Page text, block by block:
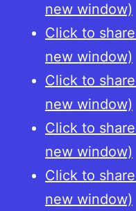
new window)
Click to
new window)
Click to
new window)
Click to
new window)
Click to
new window)